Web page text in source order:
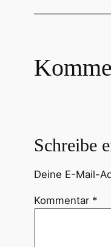
Schreibe
Deine E-Mail-
Kommentar *